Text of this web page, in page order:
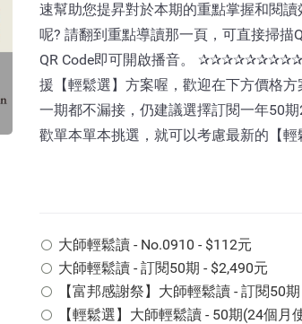
速幫助您提昇對於本期的重點掌握和閱
呢? 請翻到重點導讀那一頁，可直接掃描
QR Code即可開啟播音。
援【輕鬆選】方案喔，歡迎在下方價格
一期都不漏接，仍建議選擇訂閱一年50
歡單本單本挑選，就可以考慮最新的【輕
大師輕鬆讀 - No.0910 - $112元
大師輕鬆讀 - 訂閱50期 - $2,490元
【富邦感謝祭】大師輕鬆讀 - 訂閱50
【輕鬆選】大師輕鬆讀 - 50期(24個月